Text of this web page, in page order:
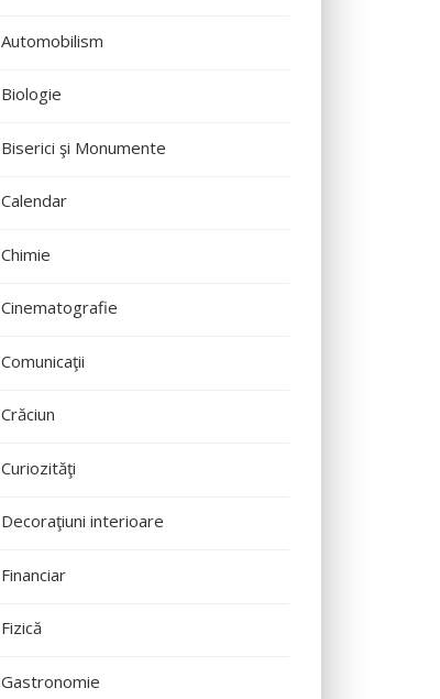
Automobilism
Biologie
Biserici şi Monumente
Calendar
Chimie
Cinematografie
Comunicaţii
Crăciun
Curiozităţi
Decoraţiuni interioare
Financiar
Fizică
Gastronomie